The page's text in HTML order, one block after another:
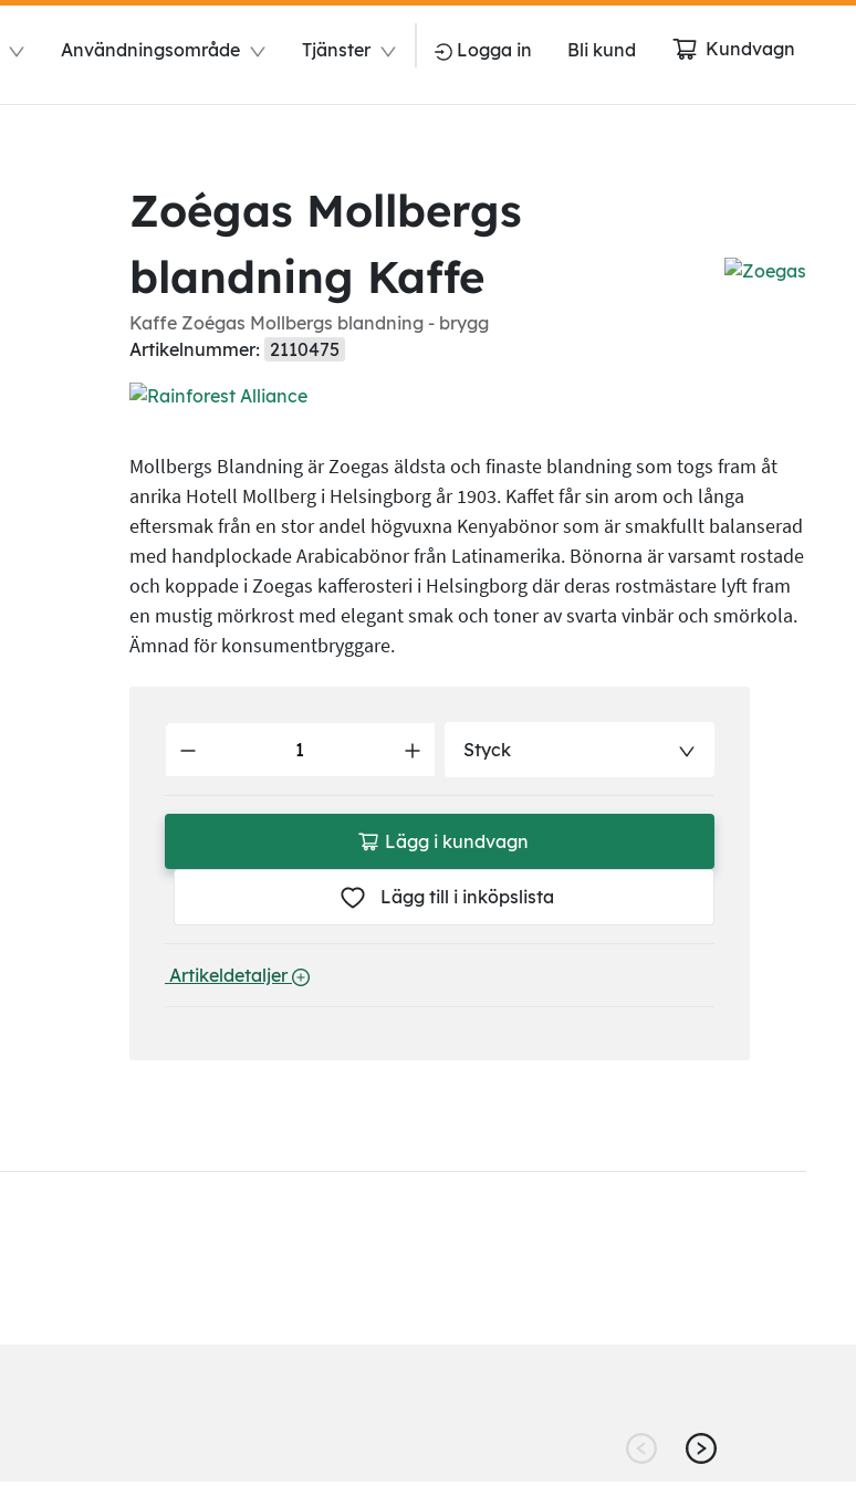
Användningsområde Tjänster Logga in Bli kund Kundvagn
Zoégas Mollbergs
blandning Kaffe
Kaffe Zoégas Mollbergs blandning - brygg
Artikelnummer: 2110475
Mollbergs Blandning är Zoegas äldsta och finaste blandning som togs fram åt
anrika Hotell Mollberg i Helsingborg år 1903. Kaffet får sin arom och långa
eftersmak från en stor andel högvuxna Kenyabönor som är smakfullt balanserad
med handplockade Arabicabönor från Latinamerika. Bönorna är varsamt rostade
och koppade i Zoegas kafferosteri i Helsingborg där deras rostmästare lyft fram
en mustig mörkrost med elegant smak och toner av svarta vinbär och smörkola.
Ämnad för konsumentbryggare.
Styck
Lägg i kundvagn
Lägg till i inköpslista
Artikeldetaljer